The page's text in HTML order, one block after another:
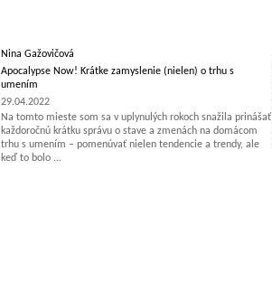
Nina Gažovičová
Apocalypse Now! Krátke zamyslenie (nielen) o trhu s
umením
29.04.2022
Na tomto mieste som sa v uplynulých rokoch snažila prinášať
každoročnú krátku správu o stave a zmenách na domácom
trhu s umením – pomenúvať nielen tendencie a trendy, ale
keď to bolo ...